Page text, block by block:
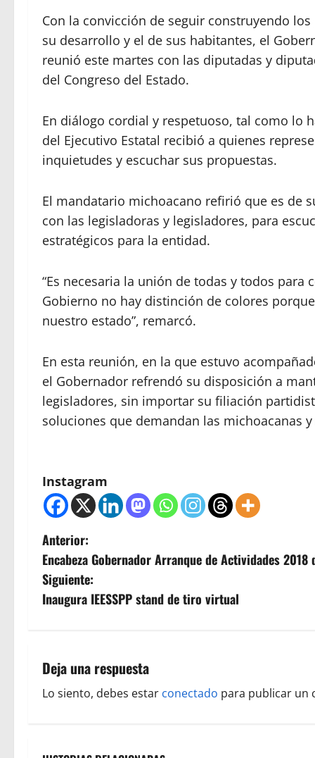
Con la convicción de seguir construyendo
su desarrollo y el de sus habitantes, el
reunió este martes con las diputadas y
del Congreso del Estado.
En diálogo cordial y respetuoso, tal como lo
del Ejecutivo Estatal recibió a quienes
inquietudes y escuchar sus propuestas.
El mandatario michoacano refirió que es de
con las legisladoras y legisladores, para
estratégicos para la entidad.
“Es necesaria la unión de todas y todos
Gobierno no hay distinción de colores
nuestro estado”, remarcó.
En esta reunión, en la que estuvo
el Gobernador refrendó su disposición a
legisladores, sin importar su filiación
soluciones que demandan las michoacanas
Instagram
N
a
v
g
a
i
Anterior:
Encabeza Gobernador Arranque de Actividades
Siguiente:
Inaugura IEESSPP stand de tiro virtual
Deja una respuesta
Lo siento, debes estar conectado para publicar un